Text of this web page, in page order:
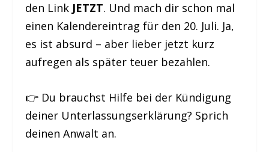
den Link JETZT. Und mach dir schon mal
einen Kalendereintrag für den 20. Juli. Ja,
es ist absurd – aber lieber jetzt kurz
aufregen als später teuer bezahlen.
👉 Du brauchst Hilfe bei der Kündigung
deiner Unterlassungserklärung? Sprich
deinen Anwalt an.